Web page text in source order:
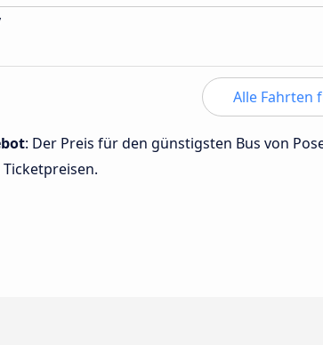
Alle Fahrten
: Der Preis für den günstigsten Bus von